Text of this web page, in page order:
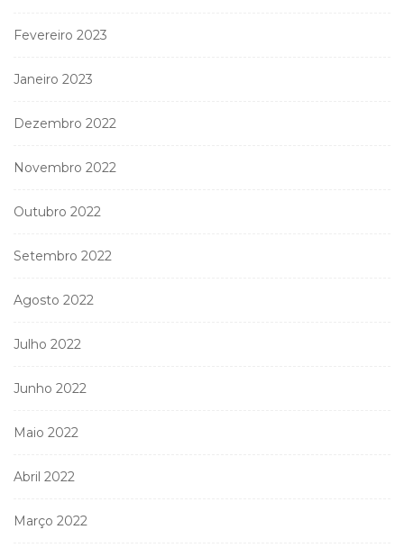
Fevereiro 2023
Janeiro 2023
Dezembro 2022
Novembro 2022
Outubro 2022
Setembro 2022
Agosto 2022
Julho 2022
Junho 2022
Maio 2022
Abril 2022
Março 2022